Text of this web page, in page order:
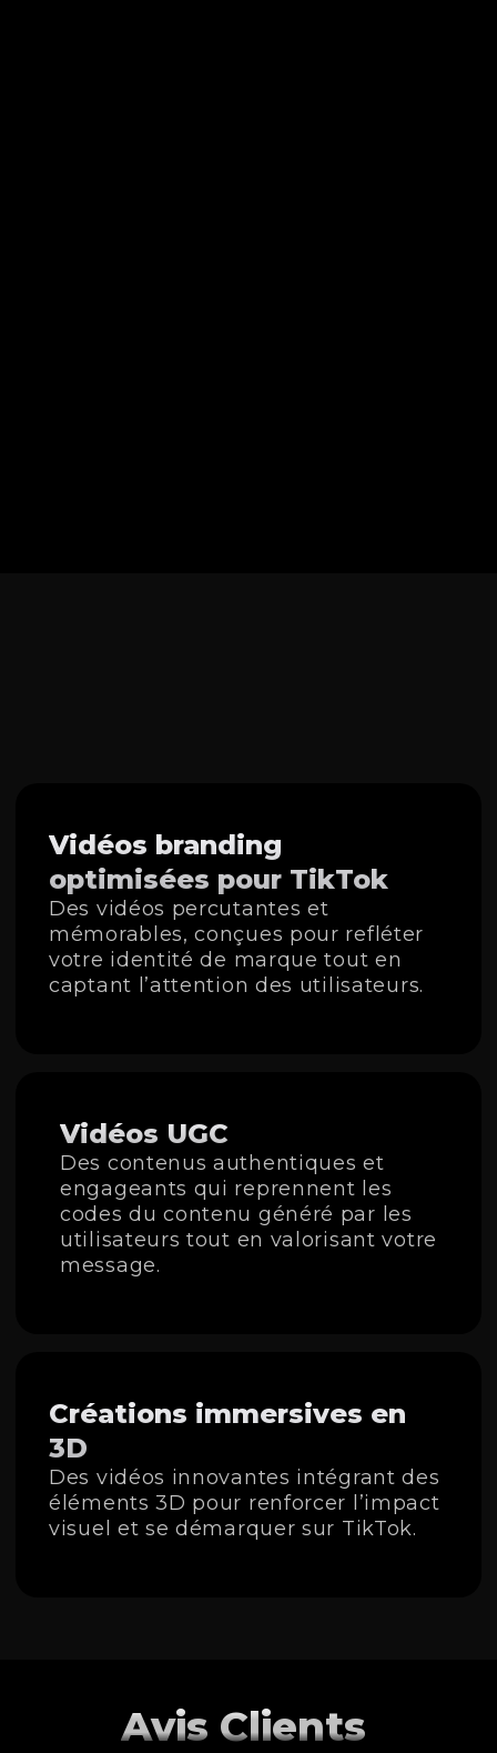
Vidéos branding
optimisées pour TikTok
Des vidéos percutantes et
mémorables, conçues pour refléter
votre identité de marque tout en
captant l’attention des utilisateurs.
Vidéos UGC
Des contenus authentiques et
engageants qui reprennent les
codes du contenu généré par les
utilisateurs tout en valorisant votre
message.
Créations immersives en
3D
Des vidéos innovantes intégrant des
éléments 3D pour renforcer l’impact
visuel et se démarquer sur TikTok.
Avis Clients